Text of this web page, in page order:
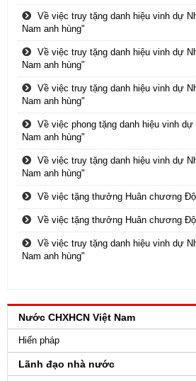
Về việc truy tặng danh hiệu vinh dự
Nam anh hùng"
Về việc truy tặng danh hiệu vinh dự
Nam anh hùng"
Về việc truy tặng danh hiệu vinh dự
Nam anh hùng"
Về việc phong tặng danh hiệu vinh
Nam anh hùng"
Về việc truy tặng danh hiệu vinh dự
Nam anh hùng"
Về việc tặng thưởng Huân chương
Về việc tặng thưởng Huân chương
Về việc truy tặng danh hiệu vinh dự
Nam anh hùng"
Nước CHXHCN Việt Nam
Hiến pháp
Lãnh đạo nhà nước